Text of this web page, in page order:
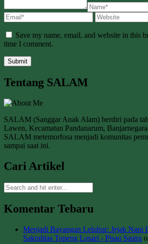
Save my name, email, and website in this
time I comment.
Tentang SALAM
SALAM (Sanggar Anak Alam) berdiri pada
Lawen, Kecamatan Pandanarum,
SALAM metemorfosa menjadi komunitas
sampai saat ini.
Cari Artikel
Komentar Tebaru
Menjadi Bayangan Leluhur: Jejak Nani
Sakralitas Topeng Losari - Pisau Sastra